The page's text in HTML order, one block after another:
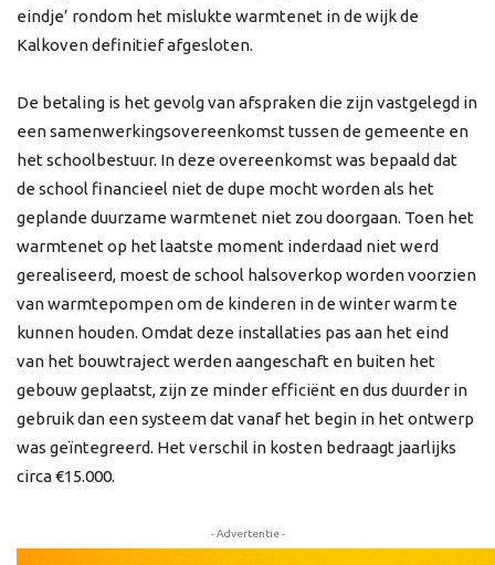
eindje’ rondom het mislukte warmtenet in de wijk de
Kalkoven definitief afgesloten.
De betaling is het gevolg van afspraken die zijn vastgelegd in
een samenwerkingsovereenkomst tussen de gemeente en
het schoolbestuur. In deze overeenkomst was bepaald dat
de school financieel niet de dupe mocht worden als het
geplande duurzame warmtenet niet zou doorgaan. Toen het
warmtenet op het laatste moment inderdaad niet werd
gerealiseerd, moest de school halsoverkop worden voorzien
van warmtepompen om de kinderen in de winter warm te
kunnen houden. Omdat deze installaties pas aan het eind
van het bouwtraject werden aangeschaft en buiten het
gebouw geplaatst, zijn ze minder efficiënt en dus duurder in
gebruik dan een systeem dat vanaf het begin in het ontwerp
was geïntegreerd. Het verschil in kosten bedraagt jaarlijks
circa €15.000.
- Advertentie -